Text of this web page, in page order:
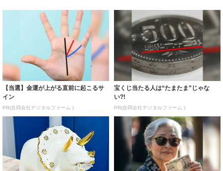
【当選】金運が上がる直前に起こるサ
イン
PR(合同会社デジタルファーム )
宝くじ当たる人は“たまたま”じゃな
い?!
PR(合同会社デジタルファーム )